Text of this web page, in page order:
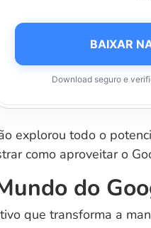
BAIXAR
Download seguro e
explorou todo o
como aproveitar o
do
que transforma a